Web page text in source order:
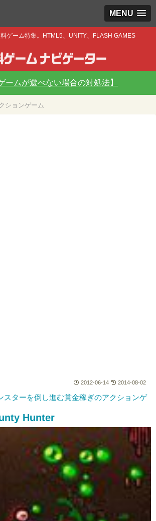
MENU
ゲーム特集。HTML5、UNITY、FLASH GAMES
ームが遊べない場合の対処法】
ションゲーム
2012-06-14 2014-08-02
スターを倒し進む賞金稼ぎのアクションゲ
Hunter